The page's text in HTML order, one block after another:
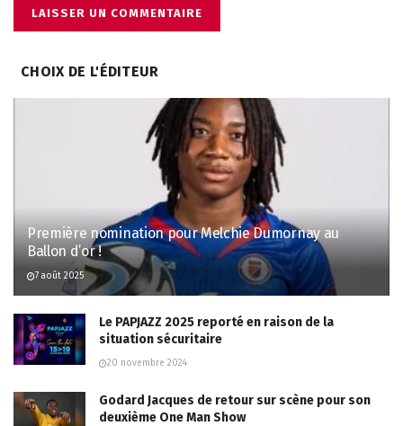
CHOIX DE L'ÉDITEUR
Première nomination pour Melchie Dumornay au
Ballon d’or !
7 août 2025
Le PAPJAZZ 2025 reporté en raison de la
situation sécuritaire
20 novembre 2024
Godard Jacques de retour sur scène pour son
deuxième One Man Show